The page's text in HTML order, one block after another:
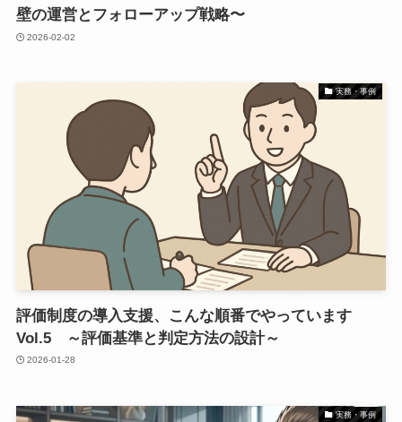
壁の運営とフォローアップ戦略〜
2026-02-02
実務・事例
評価制度の導入支援、こんな順番でやっています
Vol.5 ～評価基準と判定方法の設計～
2026-01-28
実務・事例